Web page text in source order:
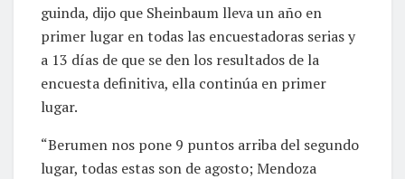
guinda, dijo que Sheinbaum lleva un año en
primer lugar en todas las encuestadoras serias y
a 13 días de que se den los resultados de la
encuesta definitiva, ella continúa en primer
lugar.
“Berumen nos pone 9 puntos arriba del segundo
lugar, todas estas son de agosto; Mendoza